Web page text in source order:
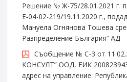
Решение № Ж-75/28.01.2021 г.
Е-04-02-219/19.11.2020 г.,
Мануела Огнянова Тошева
Разпределение България“ АД
Съобщение № С-3 от
КОНСУЛТ” ООД, ЕИК
адрес на управление: